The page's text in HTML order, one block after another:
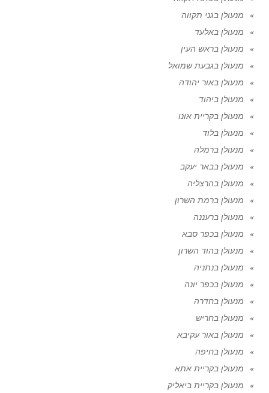
מנעולן בגני תקווה
מנעולן באלעד
מנעולן בראש העין
מנעולן בגבעת שמואל
מנעולן באור יהודה
מנעולן ביהוד
מנעולן בקריית אונו
מנעולן בלוד
מנעולן ברמלה
מנעולן בבאר יעקב
מנעולן בהרצליה
מנעולן ברמת השרון
מנעולן ברעננה
מנעולן בכפר סבא
מנעולן בהוד השרון
מנעולן בנתניה
מנעולן בכפר יונה
מנעולן בחדרה
מנעולן בחריש
מנעולן באור עקיבא
מנעולן בחיפה
מנעולן בקריית אתא
מנעולן בקריית ביאליק